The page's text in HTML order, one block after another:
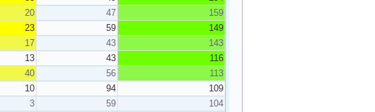
20 47
159
23 59
149
17 43
143
13 43
116
40 56
113
10 94
109
3 59
104